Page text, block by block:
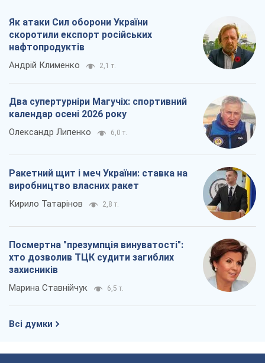
Як атаки Сил оборони України
скоротили експорт російських
нафтопродуктів
Андрій Клименко 2,1 т.
Два супертурніри Магучіх: спортивний
календар осені 2026 року
Олександр Липенко 6,0 т.
Ракетний щит і меч України: ставка на
виробництво власних ракет
Кирило Татарінов 2,8 т.
Посмертна "презумпція винуватості":
хто дозволив ТЦК судити загиблих
захисників
Марина Ставнійчук 6,5 т.
Всі думки